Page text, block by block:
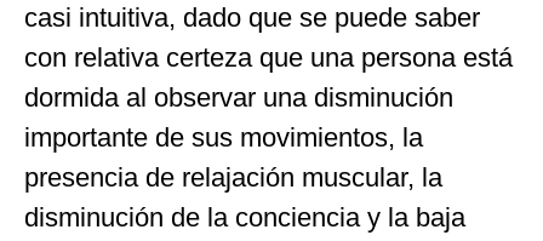
casi intuitiva, dado que se puede saber
con relativa certeza que una persona está
dormida al observar una disminución
importante de sus movimientos, la
presencia de relajación muscular, la
disminución de la conciencia y la baja